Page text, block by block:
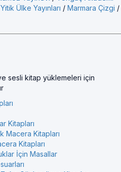
Yitik Ülke Yayınları / Marmara Çizgi /
sesli kitap yüklemeleri için
Kitapları
Macera Kitapları
Kitapları
İçin Masallar